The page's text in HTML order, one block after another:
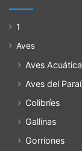
1
Aves
Aves
Aves del
Colibríes
Gallinas
Gorriones